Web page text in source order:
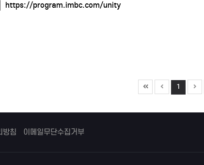
https://program.imbc.com/unity
1
방침 이메일무단수집거부